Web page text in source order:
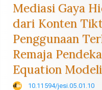
Sidebar
Mediasi Gaya
dari Konten
Penggunaan
Remaja
Equation
10.11594/jesi.05.01.10